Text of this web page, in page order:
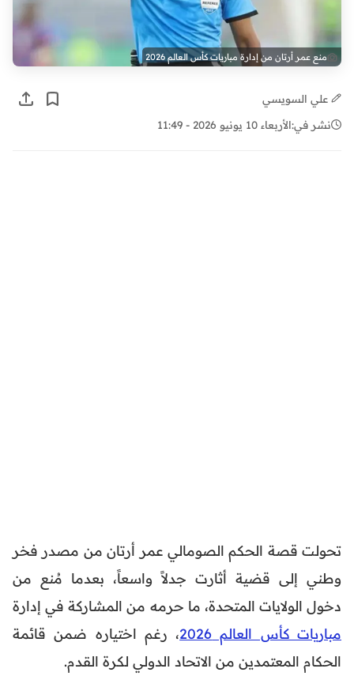
منع عمر أرتان من إدارة مباريات كأس العالم 2026
علي السويسي
نشر في:الأربعاء 10 يونيو 2026 - 11:49
تحولت قصة الحكم الصومالي عمر أرتان من مصدر فخر
وطني إلى قضية أثارت جدلاً واسعاً، بعدما مُنع من
دخول الولايات المتحدة، ما حرمه من المشاركة في إدارة
مباريات كأس العالم 2026
، رغم اختياره ضمن قائمة
الحكام المعتمدين من الاتحاد الدولي لكرة القدم.